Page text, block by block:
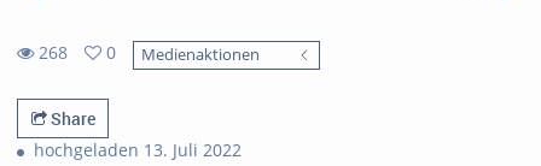
268
views
0
favorites
Medienaktionen
Share
hochgeladen 13. Juli 2022